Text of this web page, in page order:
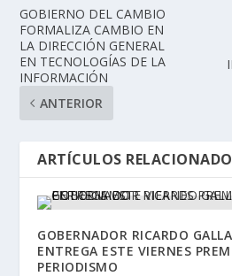
GOBIERNO DEL CAMBIO
FORMALIZA CAMBIO EN
LA DIRECCIÓN GENERAL
EN TECNOLOGÍAS DE LA
INFORMACIÓN
ANTERIOR
ARTÍCULOS
GOBERNADOR RICARDO
ENTREGA ESTE VIERNES
PERIODISMO